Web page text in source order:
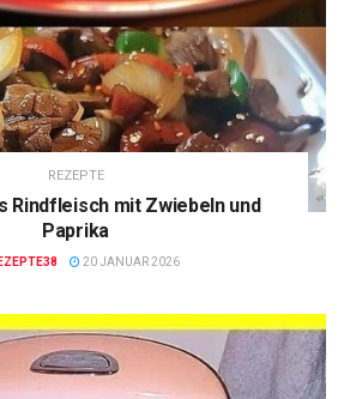
REZEPTE
Rindfleisch mit Zwiebeln und
Paprika
20 JANUAR 2026